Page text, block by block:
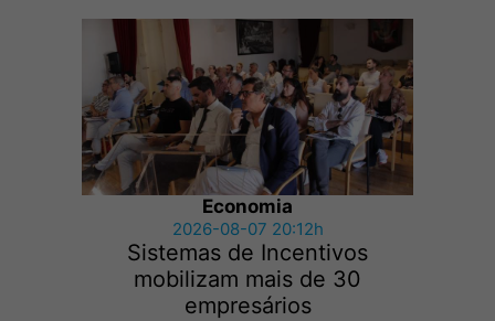
Economia
2026-08-07 20:12h
Sistemas de Incentivos
mobilizam mais de 30
empresários